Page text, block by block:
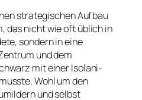
strategischen Aufbau
das nicht wie oft üblich in
sondern in eine
und dem
mit einer Isolani-
Wohl um den
und selbst